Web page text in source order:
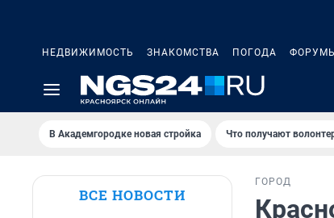
НЕДВИЖИМОСТЬ ЗНАКОМСТВА ПОГОДА ФОРУМЫ
В Академгородке новая стройка Что получают
ВСЕ НОВОСТИ
ГОРОД